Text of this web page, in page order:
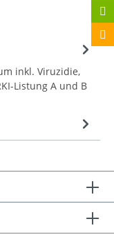
inkl. Viruzidie,
Listung A und B